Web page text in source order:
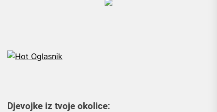
Djevojke iz tvoje okolice: